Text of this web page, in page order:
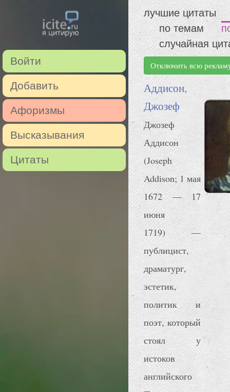
Войти
Добавить
Афоризмы
Высказывания
Цитаты
лучшие цитаты
по темам
случайная
Отключить всю
Аддисон,
Джозеф
Джозеф
Аддисон
(Joseph
Addison; 1 мая
1672 — 17
июня
1719) —
публицист,
драматург,
эстетик,
политик и
поэт, который
стоял у
истоков
английского